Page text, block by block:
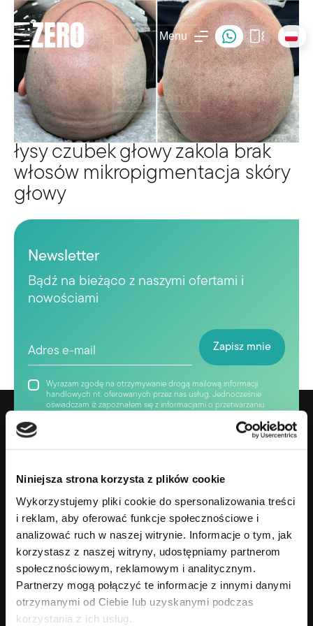
Niniejsza strona korzysta z plików cookie
Wykorzystujemy pliki cookie do spersonalizowania treści
i reklam, aby oferować funkcje społecznościowe i
analizować ruch w naszej witrynie. Informacje o tym, jak
korzystasz z naszej witryny, udostępniamy partnerom
społecznościowym, reklamowym i analitycznym.
Partnerzy mogą połączyć te informacje z innymi danymi
otrzymanymi od Ciebie lub uzyskanymi podczas
korzystania z ich usług.
Menu
łysy czubek głowy zakola brak
włosów mikropigmentacja skóry
głowy
Newsletter
Bądź na bieżąco z naszymi ofertami i
nowościami
Wyrażam zgodę na otrzymywanie drogą mailową informacji
handlowych nt. oferowanych przez nas usług. Jednocześnie
oświadczam iż zapoznałem się z informacjami o przetwarzaniu
„newsletter”.owych w celu realizacji usługi „newsletter”.
Gotowy na zmianę swojego życia?
+48 690 638 690